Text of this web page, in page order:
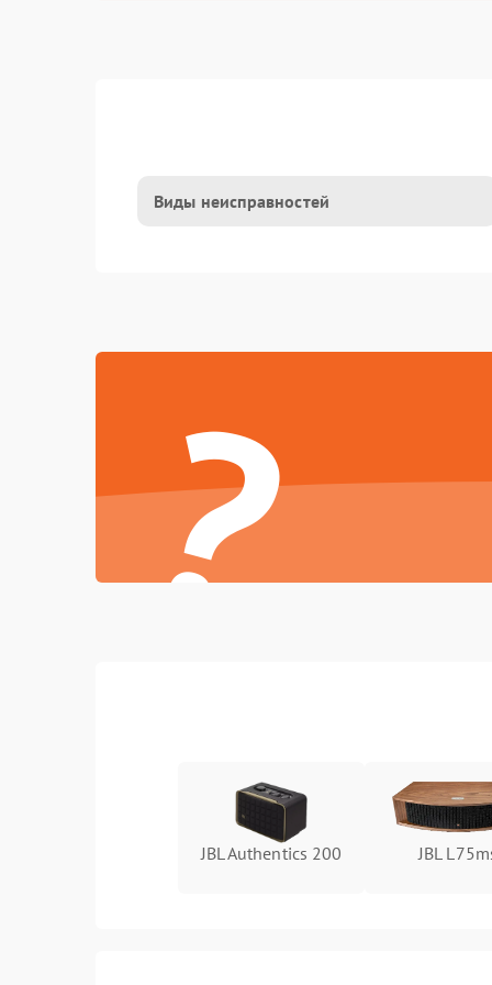
Виды неисправностей
?
JBL Authentics 200 JBL